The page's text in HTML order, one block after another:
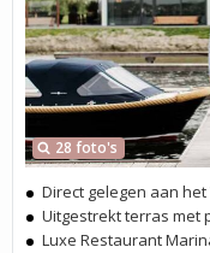
28 foto's
Direct gelegen aan
Uitgestrekt terras met
Luxe Restaurant